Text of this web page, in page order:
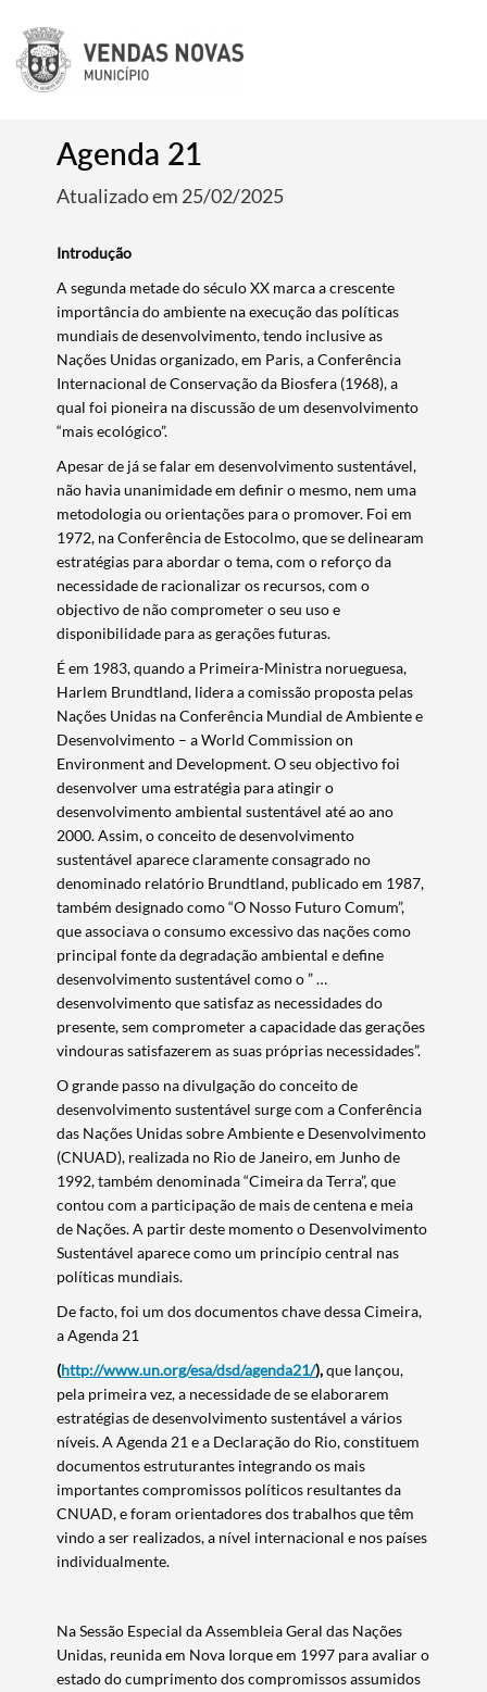
Agenda 21
Atualizado em 25/02/2025
Introdução
A segunda metade do século XX marca a crescente
importância do ambiente na execução das políticas
mundiais de desenvolvimento, tendo inclusive as
Nações Unidas organizado, em Paris, a Conferência
Internacional de Conservação da Biosfera (1968), a
qual foi pioneira na discussão de um desenvolvimento
“mais ecológico”.
Apesar de já se falar em desenvolvimento sustentável,
não havia unanimidade em definir o mesmo, nem uma
metodologia ou orientações para o promover. Foi em
1972, na Conferência de Estocolmo, que se delinearam
estratégias para abordar o tema, com o reforço da
necessidade de racionalizar os recursos, com o
objectivo de não comprometer o seu uso e
disponibilidade para as gerações futuras.
É em 1983, quando a Primeira-Ministra norueguesa,
Harlem Brundtland, lidera a comissão proposta pelas
Nações Unidas na Conferência Mundial de Ambiente e
Desenvolvimento – a World Commission on
Environment and Development. O seu objectivo foi
desenvolver uma estratégia para atingir o
desenvolvimento ambiental sustentável até ao ano
2000. Assim, o conceito de desenvolvimento
sustentável aparece claramente consagrado no
denominado relatório Brundtland, publicado em 1987,
também designado como “O Nosso Futuro Comum”,
que associava o consumo excessivo das nações como
principal fonte da degradação ambiental e define
desenvolvimento sustentável como o ” …
desenvolvimento que satisfaz as necessidades do
presente, sem comprometer a capacidade das gerações
vindouras satisfazerem as suas próprias necessidades”.
O grande passo na divulgação do conceito de
desenvolvimento sustentável surge com a Conferência
das Nações Unidas sobre Ambiente e Desenvolvimento
(CNUAD), realizada no Rio de Janeiro, em Junho de
1992, também denominada “Cimeira da Terra”, que
contou com a participação de mais de centena e meia
de Nações. A partir deste momento o Desenvolvimento
Sustentável aparece como um princípio central nas
políticas mundiais.
De facto, foi um dos documentos chave dessa Cimeira,
a Agenda 21
(http://www.un.org/esa/dsd/agenda21/),que lançou,
pela primeira vez, a necessidade de se elaborarem
estratégias de desenvolvimento sustentável a vários
níveis. A Agenda 21 e a Declaração do Rio, constituem
documentos estruturantes integrando os mais
importantes compromissos políticos resultantes da
CNUAD, e foram orientadores dos trabalhos que têm
vindo a ser realizados, a nível internacional e nos países
individualmente.
Na Sessão Especial da Assembleia Geral das Nações
Unidas, reunida em Nova Iorque em 1997 para avaliar o
estado do cumprimento dos compromissos assumidos